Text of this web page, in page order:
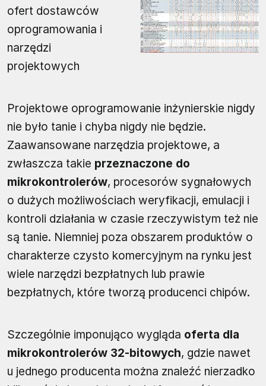
ofert dostawców
oprogramowania i
narzędzi
projektowych
Projektowe oprogramowanie inżynierskie nigdy
nie było tanie i chyba nigdy nie będzie.
Zaawansowane narzędzia projektowe, a
zwłaszcza takie przeznaczone do
mikrokontrolerów, procesorów sygnałowych
o dużych możliwościach weryfikacji, emulacji i
kontroli działania w czasie rzeczywistym też nie
są tanie. Niemniej poza obszarem produktów o
charakterze czysto komercyjnym na rynku jest
wiele narzędzi bezpłatnych lub prawie
bezpłatnych, które tworzą producenci chipów.
Szczególnie imponująco wygląda oferta dla
mikrokontrolerów 32-bitowych, gdzie nawet
u jednego producenta można znaleźć nierzadko